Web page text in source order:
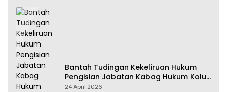
Bantah Tudingan Kekeliruan Hukum
Pengisian Jabatan Kabag Hukum Kolut,
Tim Advokasi Nilai Menyesatkan
24 April 2026